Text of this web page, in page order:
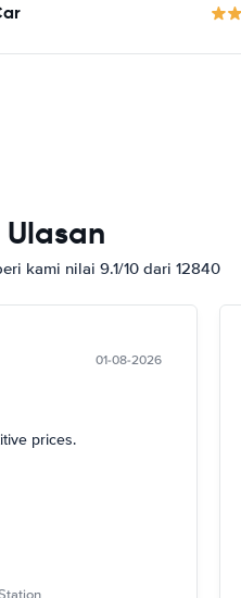
kami nilai 9.1/10 dari 12840
01-08-2026
prices.